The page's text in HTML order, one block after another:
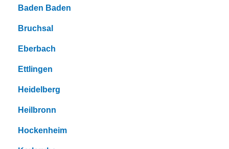
Baden Baden
Bruchsal
Eberbach
Ettlingen
Heidelberg
Heilbronn
Hockenheim